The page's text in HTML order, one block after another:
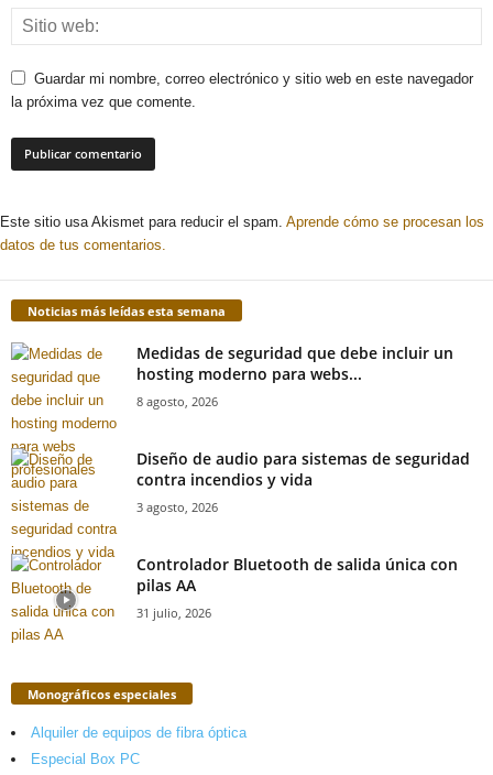
Guardar mi nombre, correo electrónico y sitio web en este navegador
la próxima vez que comente.
Este sitio usa Akismet para reducir el spam. Aprende cómo se procesan los
datos de tus comentarios.
Noticias más leídas esta semana
Medidas de seguridad que debe incluir un
hosting moderno para webs...
8 agosto, 2026
Diseño de audio para sistemas de seguridad
contra incendios y vida
3 agosto, 2026
Controlador Bluetooth de salida única con
pilas AA
31 julio, 2026
Monográficos especiales
Alquiler de equipos de fibra óptica
Especial Box PC